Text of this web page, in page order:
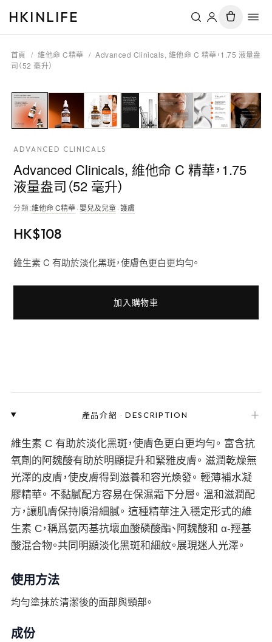
HKINLIFE
首頁 / 維他命 C精華 / Advanced Clinicals, 維他命 C 精華，1.75 液量盎
司（52 毫升）
ADVANCED CLINICALS
Advanced Clinicals, 維他命 C 精華，1.75
液量盎司（52 毫升）
分類:維他命 C精華·嬰兒及兒童·護膚
HK$108
維生素 C 有助於淡化黑斑，使膚色更白更均勻。
加入購物車
產品介紹 ·DESCRIPTION ＋
維生素 C 有助於淡化黑斑，使膚色更白更均勻。 富含抗
氧劑的阿魏酸有助於明顯提升和緊雅皮膚。 滋潤乾燥無
光澤的皮膚，使皮膚得到滋養和容光煥發。 輕薄補水凝
膠精華。 不黏膩配方容易在保濕霜下分層。 溫和滋潤配
方，讓肌膚保持順滑細膩。 這種精華注入穩定形式的維
生素 C，稱爲氨丙基抗壞血酸磷酸酯、阿魏酸和 α-羥基
酸混合物。共同明顯淡化黑斑和細紋。展現迷人光澤。
使用方法
均勻塗抹於清潔後的面部與頸部。
成份